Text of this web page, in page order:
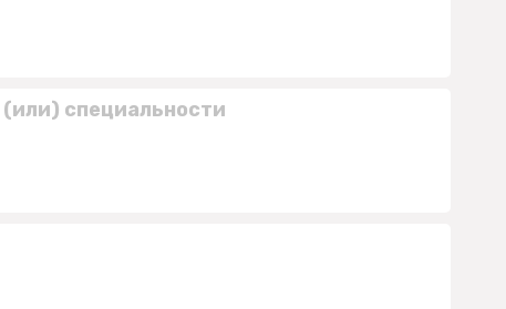
специальности